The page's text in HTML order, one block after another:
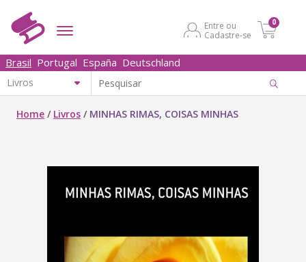
Entre ou
Cadastre-se
0
Brasil Portugal España Deutschland
Home / Livros / MINHAS RIMAS, COISAS MINHAS